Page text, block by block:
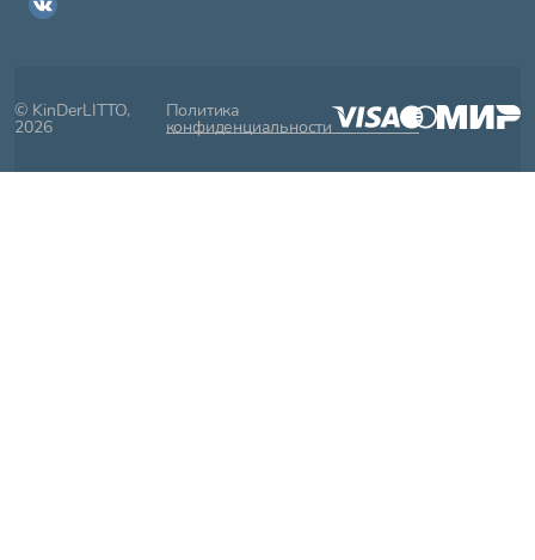
© KinDerLITTO,
2026
Политика
конфиденциальности